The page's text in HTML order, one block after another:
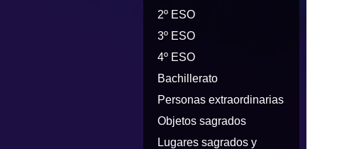
2º ESO
3º ESO
4º ESO
Bachillerato
Personas extraordinarias
Objetos sagrados
Lugares sagrados y